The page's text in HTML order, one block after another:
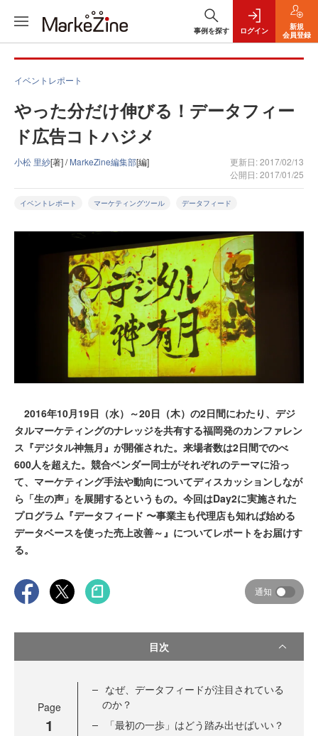
事例を探す ログイン
新規
会員登録
イベントレポート
やった分だけ伸びる！データフィー
ド広告コトハジメ
小松 里紗[著] /MarkeZine編集部[編]
更新日: 2017/02/13
公開日: 2017/01/25
イベントレポート マーケティングツール データフィード
2016年10月19日（水）～20日（木）の2日間にわたり、デジ
タルマーケティングのナレッジを共有する福岡発のカンファレン
ス『デジタル神無月』が開催された。来場者数は2日間でのべ
600人を超えた。競合ベンダー同士がそれぞれのテーマに沿っ
て、マーケティング手法や動向についてディスカッションしなが
ら「生の声」を展開するというもの。今回はDay2に実施された
プログラム『データフィード 〜事業主も代理店も知れば始める
データベースを使った売上改善～』についてレポートをお届けす
る。
通知
目次
Page
1
なぜ、データフィードが注目されている
のか？
「最初の一歩」はどう踏み出せばいい？